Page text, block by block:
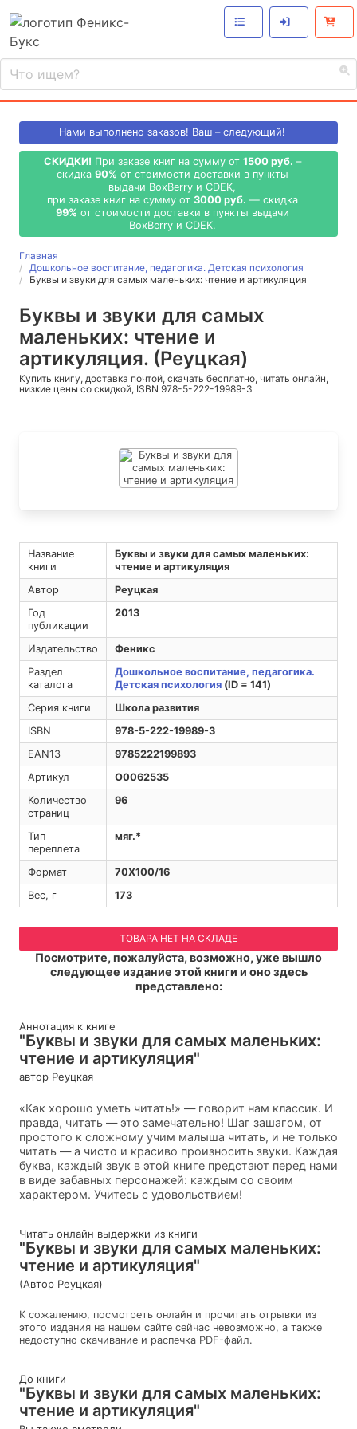
Нами выполнено заказов! Ваш – следующий!
СКИДКИ! При заказе книг на сумму от 1500 руб. –
скидка 90% от стоимости доставки в пункты
выдачи BoxBerry и CDEK,
при заказе книг на сумму от 3000 руб. — скидка
99% от стоимости доставки в пункты выдачи
BoxBerry и CDEK.
Главная
Дошкольное воспитание, педагогика. Детская психология
Буквы и звуки для самых маленьких: чтение и артикуляция
Буквы и звуки для самых
маленьких: чтение и
артикуляция. (Реуцкая)
Купить книгу, доставка почтой, скачать бесплатно, читать онлайн,
низкие цены со скидкой, ISBN 978-5-222-19989-3
Название
книги
Буквы и звуки для самых маленьких:
чтение и артикуляция
Автор
Реуцкая
Год
публикации
2013
Издательство
Феникс
Раздел
каталога
Дошкольное воспитание, педагогика.
Детская психология(ID = 141)
Серия книги
Школа развития
ISBN
978-5-222-19989-3
EAN13
9785222199893
Артикул
O0062535
Количество
страниц
96
Тип
переплета
мяг.*
Формат
70Х100/16
Вес, г
173
ТОВАРА НЕТ НА СКЛАДЕ
Посмотрите, пожалуйста, возможно, уже вышло
следующее издание этой книги и оно здесь
представлено:
Аннотация к книге
"Буквы и звуки для самых маленьких:
чтение и артикуляция"
автор Реуцкая
«Как хорошо уметь читать!» — говорит нам классик. И
правда, читать — это замечательно! Шаг зашагом, от
простого к сложному учим малыша читать, и не только
читать — а чисто и красиво произносить звуки. Каждая
буква, каждый звук в этой книге предстают перед нами
в виде забавных персонажей: каждым со своим
характером. Учитесь с удовольствием!
Читать онлайн выдержки из книги
"Буквы и звуки для самых маленьких:
чтение и артикуляция"
(Автор Реуцкая)
К сожалению, посмотреть онлайн и прочитать отрывки из
этого издания на нашем сайте сейчас невозможно, а также
недоступно скачивание и распечка PDF-файл.
До книги
"Буквы и звуки для самых маленьких:
чтение и артикуляция"